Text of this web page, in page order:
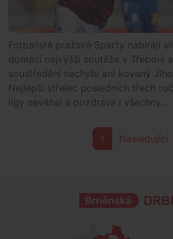
Fotbalisté pražské Sparty nabírají
domácí nejvyšší soutěže v Třeboni
soustředění nechybí ani kovaný
Nejlepší střelec posledních třech
ligy neváhal a pozdravil i všechny...
1 Následující